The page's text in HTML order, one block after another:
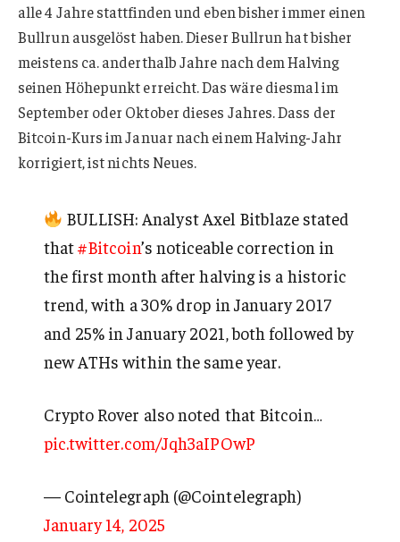
alle 4 Jahre stattfinden und eben bisher immer einen
Bullrun ausgelöst haben. Dieser Bullrun hat bisher
meistens ca. anderthalb Jahre nach dem Halving
seinen Höhepunkt erreicht. Das wäre diesmal im
September oder Oktober dieses Jahres. Dass der
Bitcoin-Kurs im Januar nach einem Halving-Jahr
korrigiert, ist nichts Neues.
BULLISH: Analyst Axel Bitblaze stated
that#Bitcoin’s noticeable correction in
the first month after halving is a historic
trend, with a 30% drop in January 2017
and 25% in January 2021, both followed by
new ATHs within the same year.
Crypto Rover also noted that Bitcoin…
pic.twitter.com/Jqh3aIPOwP
— Cointelegraph (@Cointelegraph)
January 14, 2025